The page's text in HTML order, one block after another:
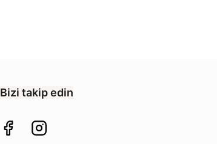
Bizi takip edin